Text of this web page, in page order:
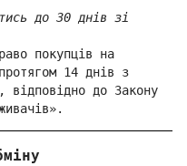
до 30 днів зі
покупців на
14 днів з
відповідно до Закону